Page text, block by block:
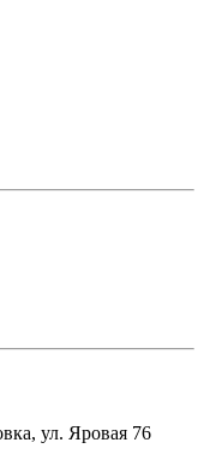
ул. Яровая 76